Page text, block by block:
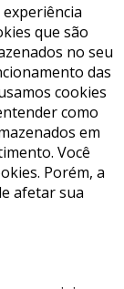
que são
no seu
das
cookies
como
em
Você
Porém, a
afetar sua